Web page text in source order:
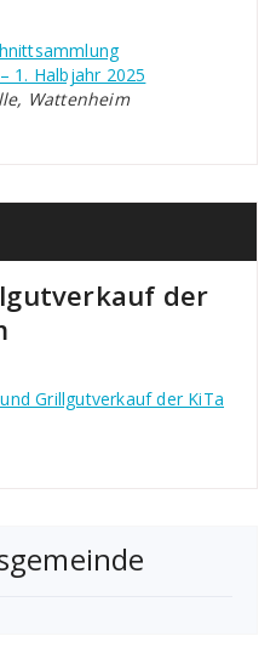
1. Halbjahr 2025
Wattenheim
der
Grillgutverkauf der KiTa